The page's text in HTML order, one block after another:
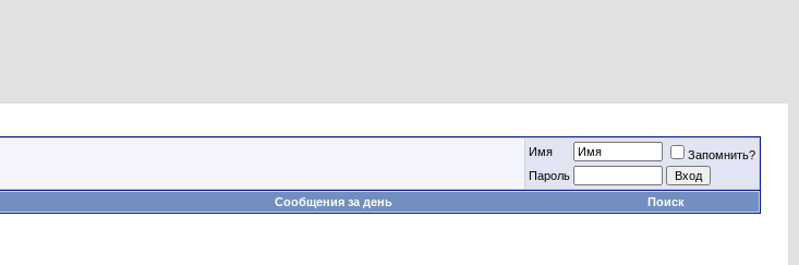
Имя
Запомнить?
Пароль
Сообщения за день Поиск